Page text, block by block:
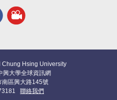
Hsing University
興大學全球資訊網
區興大路145號
聯絡我們